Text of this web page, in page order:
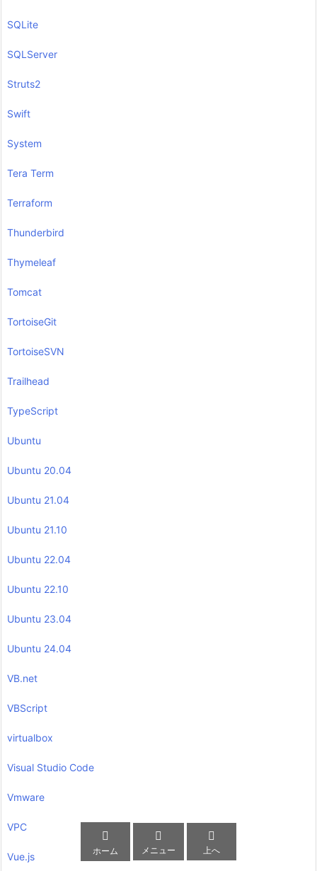
SQLite
SQLServer
Struts2
Swift
System
Tera Term
Terraform
Thunderbird
Thymeleaf
Tomcat
TortoiseGit
TortoiseSVN
Trailhead
TypeScript
Ubuntu
Ubuntu 20.04
Ubuntu 21.04
Ubuntu 21.10
Ubuntu 22.04
Ubuntu 22.10
Ubuntu 23.04
Ubuntu 24.04
VB.net
VBScript
virtualbox
Visual Studio Code
Vmware
VPC
Vue.js

ホーム

メニュー

上へ